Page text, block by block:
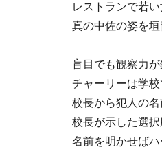
レストランで若
真の中佐の姿を
盲目でも観察力
チャーリーは学
校長から犯人の名
校長が示した選択
名前を明かせばハ